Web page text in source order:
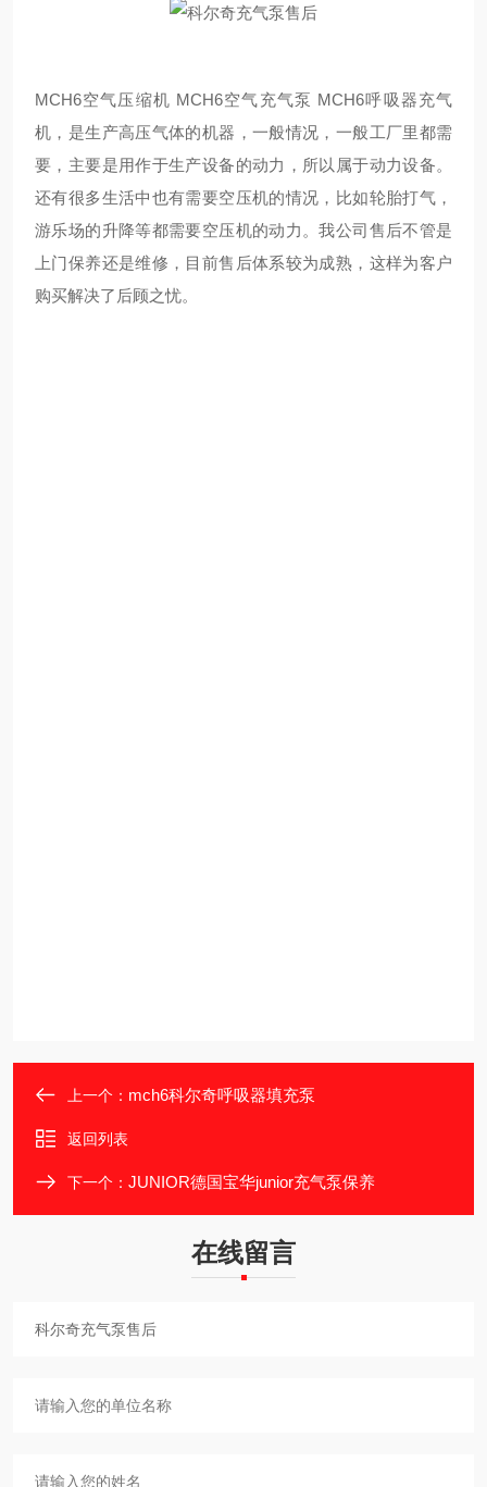
MCH6空气压缩机 MCH6空气充气泵 MCH6呼吸器充气
机，是生产高压气体的机器，一般情况，一般工厂里都需
要，主要是用作于生产设备的动力，所以属于动力设备。
还有很多生活中也有需要空压机的情况，比如轮胎打气，
游乐场的升降等都需要空压机的动力。我公司售后不管是
上门保养还是维修，目前售后体系较为成熟，这样为客户
购买解决了后顾之忧。
上一个： mch6科尔奇呼吸器填充泵
返回列表
下一个： JUNIOR德国宝华junior充气泵保养
在线留言